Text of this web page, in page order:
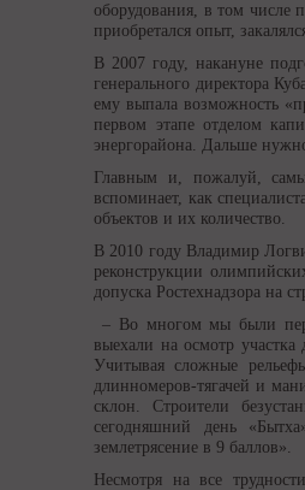
оборудования, в том
приобретался опыт,
В 2007 году, накануне
генерального директора
ему выпала возможность
первом этапе отделом
энергорайона. Дальше
Главным и, пожалуй,
вспоминает, как
объектов и их количество.
В 2010 году Владимир
реконструкции
допуска Ростехнадзора на
– Во многом мы были
выехали на осмотр участка
Учитывая сложные
длинномеров-тягачей и
склон. Строители
сегодняшний день
землетрясение в 9 баллов».
Несмотря на все